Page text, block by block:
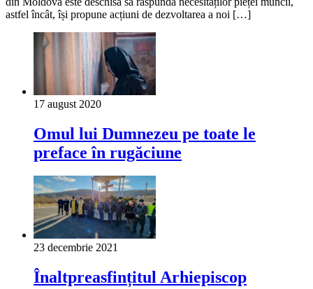
astfel încât, își propune acțiuni de dezvoltarea a noi […]
17 august 2020
Omul lui Dumnezeu pe toate le
preface în rugăciune
23 decembrie 2021
Înaltpreasfințitul Arhiepiscop